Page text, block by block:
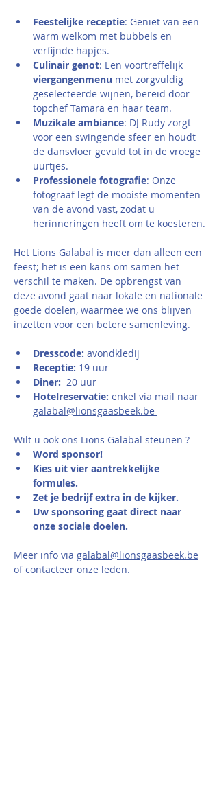
Feestelijke receptie: Geniet van een
warm welkom met bubbels en
verfijnde hapjes.
Culinair genot: Een voortreffelijk
viergangenmenu met zorgvuldig
geselecteerde wijnen, bereid door
topchef Tamara en haar team.
Muzikale ambiance: DJ Rudy zorgt
voor een swingende sfeer en houdt
de dansvloer gevuld tot in de vroege
uurtjes.
Professionele fotografie: Onze
fotograaf legt de mooiste momenten
van de avond vast, zodat u
herinneringen heeft om te koesteren.
Het Lions Galabal is meer dan alleen een
feest; het is een kans om samen het
verschil te maken. De opbrengst van
deze avond gaat naar lokale en nationale
goede doelen, waarmee we ons blijven
inzetten voor een betere samenleving.
Dresscode: avondkledij
Receptie: 19 uur
Diner: 20 uur
Hotelreservatie: enkel via mail naar
galabal@lionsgaasbeek.be
Wilt u ook ons Lions Galabal steunen ?
Word sponsor!
Kies uit vier aantrekkelijke
formules.
Zet je bedrijf extra in de kijker.
Uw sponsoring gaat direct naar
onze sociale doelen.
Meer info via galabal@lionsgaasbeek.be
of contacteer onze leden.